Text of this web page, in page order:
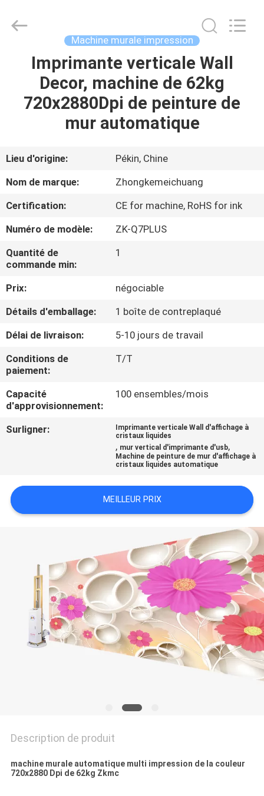
MAISON
PRODUITS
SUJET
DE
NOUS
VISITE
D'USINE
CONTRÔLE
DE
QUALITÉ
CONTACTEZ-
NOUS
NOUVELLES
DEMANDEZ
PLAN
SITE
And
Technology
Machine murale impression
Imprimante verticale Wall
Decor, machine de 62kg
720x2880Dpi de peinture de
mur automatique
Lieu d'origine:
Pékin, Chine
Nom de marque:
Zhongkemeichuang
Certification:
CE for machine, RoHS for ink
Numéro de modèle:
ZK-Q7PLUS
Quantité de
commande min:
1
Prix:
négociable
Détails d'emballage:
1 boîte de contreplaqué
Délai de livraison:
5-10 jours de travail
Conditions de
paiement:
T/T
Capacité
d'approvisionnement:
100 ensembles/mois
Surligner:
Imprimante verticale Wall d'affichage à
cristaux liquides
, mur vertical d'imprimante d'usb,
Machine de peinture de mur d'affichage à
cristaux liquides automatique
MEILLEUR PRIX
Description de produit
machine murale automatique multi impression de la couleur
720x2880 Dpi de 62kg Zkmc